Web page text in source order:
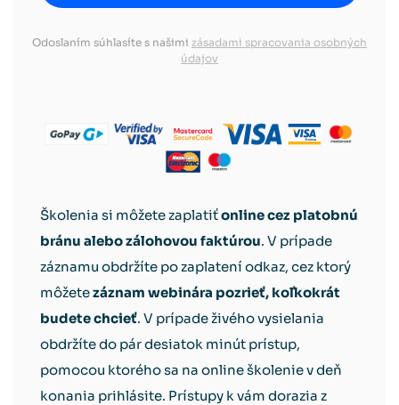
Odoslaním súhlasíte s našimi zásadami spracovania osobných
údajov
Školenia si môžete zaplatiťonline cez platobnú
bránu alebo zálohovou faktúrou. V prípade
záznamu obdržíte po zaplatení odkaz, cez ktorý
môžetezáznam webinára pozrieť, koľkokrát
budete chcieť. V prípade živého vysielania
obdržíte do pár desiatok minút prístup,
pomocou ktorého sa na online školenie v deň
konania prihlásite. Prístupy k vám dorazia z